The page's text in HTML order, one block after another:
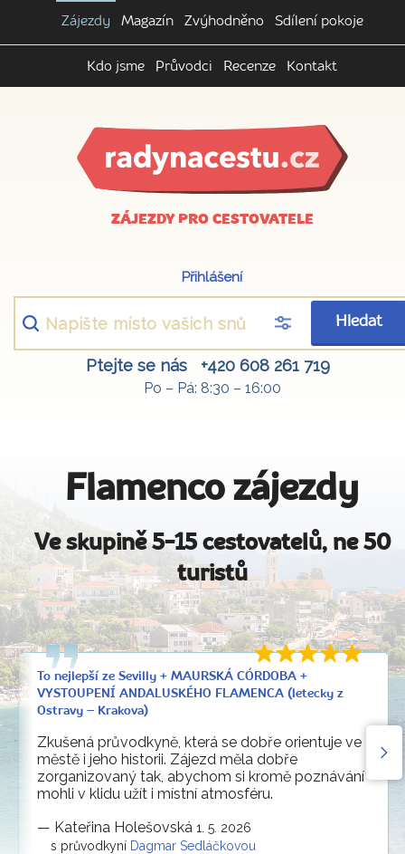
Zájezdy Magazín Zvýhodněno Sdílení pokoje
Kdo jsme Průvodci Recenze Kontakt
ZÁJEZDY PRO CESTOVATELE
Přihlášení
Hledat
Ptejte se nás +420 608 261 719
Po – Pá: 8:30 – 16:00
Flamenco zájezdy
Ve skupině 5-15 cestovatelů, ne 50
turistů
To nejlepší ze Sevilly + MAURSKÁ CÓRDOBA +
VYSTOUPENÍ ANDALUSKÉHO FLAMENCA (letecky z
Ostravy – Krakova)
Zkušená průvodkyně, která se dobře orientuje ve
městě i jeho historii. Zájezd měla dobře
zorganizovaný tak, abychom si kromě poznávání
mohli v klidu užít i místní atmosféru.
— Kateřina Holešovská 1. 5. 2026
s průvodkyní Dagmar Sedláčkovou